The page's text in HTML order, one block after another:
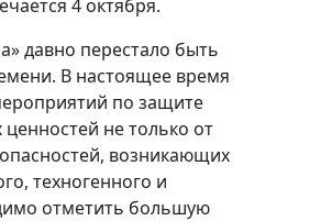
4 октября.
давно перестало быть
В настоящее время
по защите
не только от
возникающих
техногенного и
отметить большую